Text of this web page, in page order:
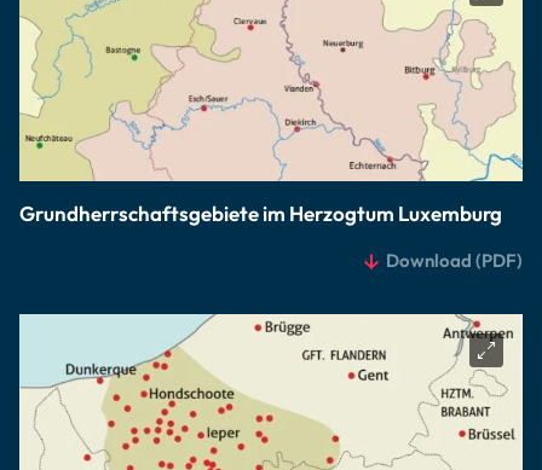
Grundherrschaftsgebiete im Herzogtum Luxemburg
Download (PDF)